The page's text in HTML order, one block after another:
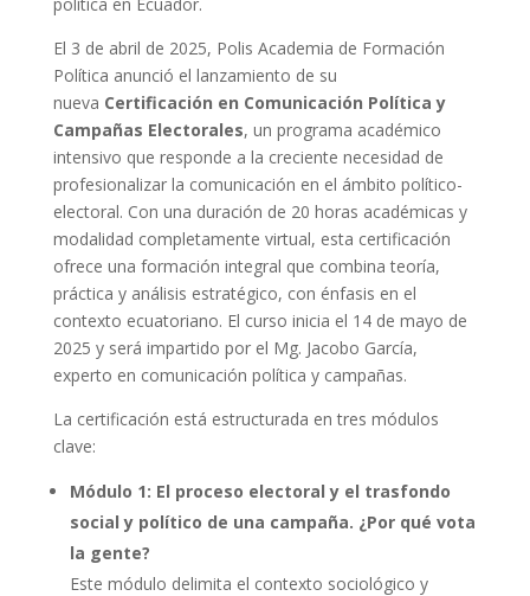
política en Ecuador.
El 3 de abril de 2025, Polis Academia de Formación
Política anunció el lanzamiento de su
nueva Certificación en Comunicación Política y
Campañas Electorales, un programa académico
intensivo que responde a la creciente necesidad de
profesionalizar la comunicación en el ámbito político-
electoral. Con una duración de 20 horas académicas y
modalidad completamente virtual, esta certificación
ofrece una formación integral que combina teoría,
práctica y análisis estratégico, con énfasis en el
contexto ecuatoriano. El curso inicia el 14 de mayo de
2025 y será impartido por el Mg. Jacobo García,
experto en comunicación política y campañas.
La certificación está estructurada en tres módulos
clave:
Módulo 1: El proceso electoral y el trasfondo
social y político de una campaña. ¿Por qué vota
la gente?
Este módulo delimita el contexto sociológico y